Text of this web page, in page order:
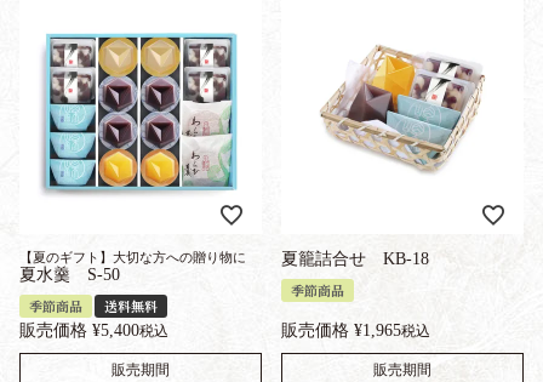
【夏のギフト】大切な方への贈り物に
夏水羹 S-50
季節商品 送料無料
販売価格 ¥5,400税込
販売期間
夏籠詰合せ KB-18
季節商品
販売価格 ¥1,965税込
販売期間